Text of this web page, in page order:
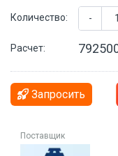
Количество: -
Расчет:
Запросить
Поставщик